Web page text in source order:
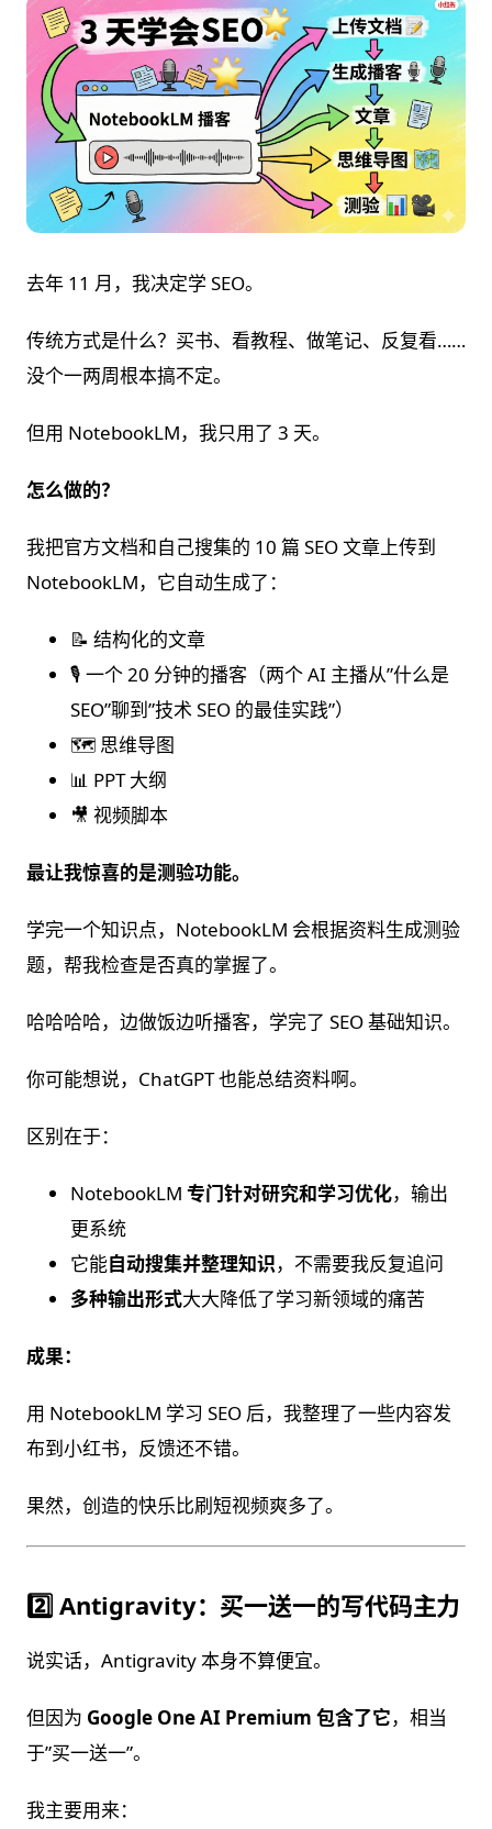
去年 11 月，我决定学 SEO。
传统方式是什么？买书、看教程、做笔记、反复看……
没个一两周根本搞不定。
但用 NotebookLM，我只用了 3 天。
怎么做的？
我把官方文档和自己搜集的 10 篇 SEO 文章上传到
NotebookLM，它自动生成了：
📝 结构化的文章
🎙️ 一个 20 分钟的播客（两个 AI 主播从”什么是
SEO”聊到”技术 SEO 的最佳实践”）
🗺️ 思维导图
📊 PPT 大纲
🎥 视频脚本
最让我惊喜的是测验功能。
学完一个知识点，NotebookLM 会根据资料生成测验
题，帮我检查是否真的掌握了。
哈哈哈哈，边做饭边听播客，学完了 SEO 基础知识。
你可能想说，ChatGPT 也能总结资料啊。
区别在于：
NotebookLM 专门针对研究和学习优化，输出
更系统
它能自动搜集并整理知识，不需要我反复追问
多种输出形式大大降低了学习新领域的痛苦
成果：
用 NotebookLM 学习 SEO 后，我整理了一些内容发
布到小红书，反馈还不错。
果然，创造的快乐比刷短视频爽多了。
2️⃣ Antigravity：买一送一的写代码主力
说实话，Antigravity 本身不算便宜。
但因为 Google One AI Premium 包含了它，相当
于”买一送一”。
我主要用来：